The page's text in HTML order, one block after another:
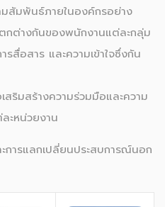
สัมพันธ์ภายในองค์กรอย่าง
กต่างกันของพนักงานแต่ละกลุ่ม
สื่อสาร และความเข้าใจซึ่งกัน
ริมสร้างความร่วมมือและความ
ะหน่วยงาน
การแลกเปลี่ยนประสบการณ์นอก